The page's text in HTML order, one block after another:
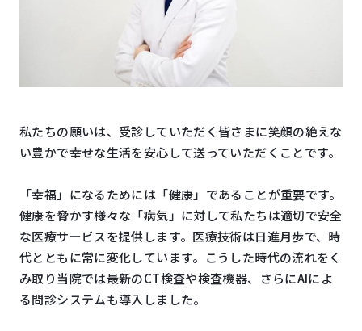
私たちの願いは、受診していただく皆さまに笑顔の絶えな
い豊かで幸せな生活を安心して送っていただくことです。
「幸福」になるためには「健康」であることが重要です。
健康を脅かす様々な「病気」に対して私たちは適切で安全
な医療サービスを提供します。医療技術は日進月歩で、時
代とともに常に変化しています。こうした時代の流れをく
み取り当院では最新のCT検査や検査機器、さらにAIによ
る問診システムも導入しました。